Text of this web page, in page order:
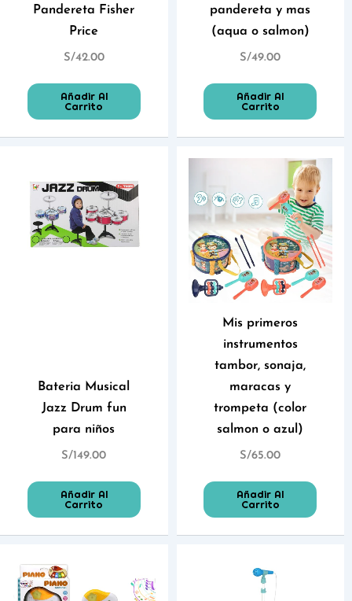
Pandereta Fisher
Price
S/42.00
Añadir Al
Carrito
pandereta y mas
(aqua o salmon)
S/49.00
Añadir Al
Carrito
Bateria Musical
Jazz Drum fun
para niños
S/149.00
Añadir Al
Carrito
Mis primeros
instrumentos
tambor, sonaja,
maracas y
trompeta (color
salmon o azul)
S/65.00
Añadir Al
Carrito